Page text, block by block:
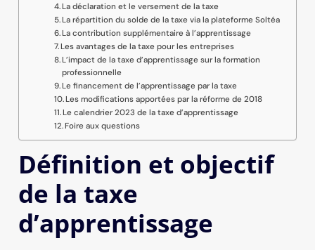
La déclaration et le versement de la taxe
La répartition du solde de la taxe via la plateforme Soltéa
La contribution supplémentaire à l’apprentissage
Les avantages de la taxe pour les entreprises
L’impact de la taxe d’apprentissage sur la formation
professionnelle
Le financement de l’apprentissage par la taxe
Les modifications apportées par la réforme de 2018
Le calendrier 2023 de la taxe d’apprentissage
Foire aux questions
Définition et objectif
de la taxe
d’apprentissage